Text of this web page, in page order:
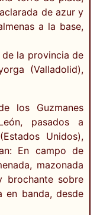
de azur y
a la base,
la provincia de
(Valladolid),
los Guzmanes
pasados a
Unidos),
En campo de
mazonada
brochante sobre
en banda, desde